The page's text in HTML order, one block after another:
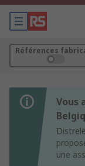
Références
Vous
une